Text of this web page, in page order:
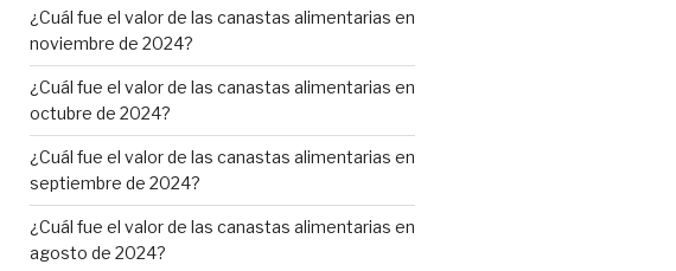
¿Cuál fue el valor de las canastas alimentarias en
noviembre de 2024?
¿Cuál fue el valor de las canastas alimentarias en
octubre de 2024?
¿Cuál fue el valor de las canastas alimentarias en
septiembre de 2024?
¿Cuál fue el valor de las canastas alimentarias en
agosto de 2024?